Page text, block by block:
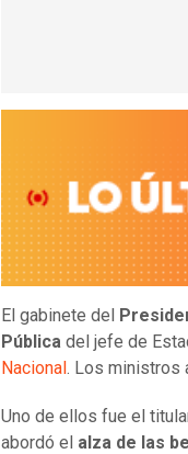
El gabinete del
Pública del jefe de
Nacional. Los ministros
Uno de ellos fue el
abordó el alza de las